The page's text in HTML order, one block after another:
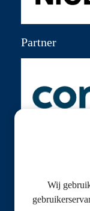
Partner
©
Wij